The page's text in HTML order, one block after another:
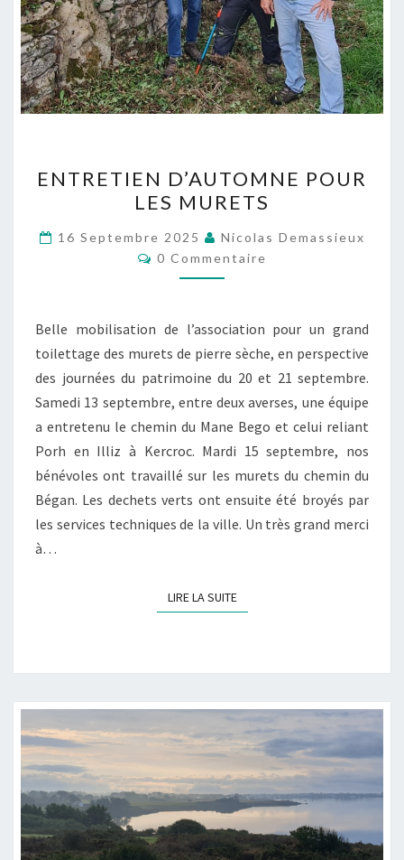
D’AUTOMNE
POUR
LES
MURETS
ENTRETIEN D’AUTOMNE POUR
LES MURETS
16 Septembre 2025
Nicolas Demassieux
Commentaires
0 Commentaire
Belle mobilisation de l’association pour un grand
toilettage des murets de pierre sèche, en perspective
des journées du patrimoine du 20 et 21 septembre.
Samedi 13 septembre, entre deux averses, une équipe
a entretenu le chemin du Mane Bego et celui reliant
Porh en Illiz à Kercroc. Mardi 15 septembre, nos
bénévoles ont travaillé sur les murets du chemin du
Bégan. Les dechets verts ont ensuite été broyés par
les services techniques de la ville. Un très grand merci
à…
LIRE LA SUITELIRE LA SUITE